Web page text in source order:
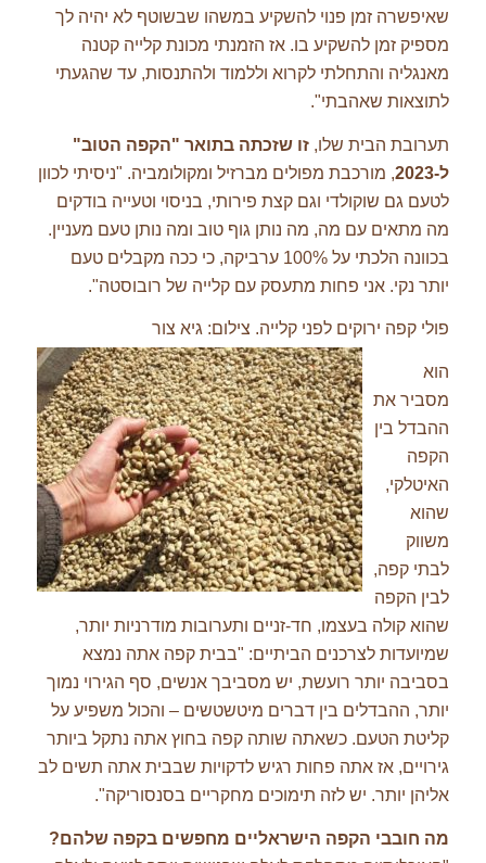
שאיפשרה זמן פנוי להשקיע במשהו שבשוטף לא יהיה לך
מספיק זמן להשקיע בו. אז הזמנתי מכונת קלייה קטנה
מאנגליה והתחלתי לקרוא וללמוד ולהתנסות, עד שהגעתי
לתוצאות שאהבתי".
תערובת הבית שלו, זו שזכתה בתואר "הקפה הטוב"
ל-2023
, מורכבת מפולים מברזיל ומקולומביה. "ניסיתי לכוון
לטעם גם שוקולדי וגם קצת פירותי, בניסוי וטעייה בודקים
מה מתאים עם מה, מה נותן גוף טוב ומה נותן טעם מעניין.
בכוונה הלכתי על 100% ערביקה, כי ככה מקבלים טעם
יותר נקי. אני פחות מתעסק עם קלייה של רובוסטה".
פולי קפה ירוקים לפני קלייה. צילום: גיא צור
הוא
מסביר את
ההבדל בין
הקפה
האיטלקי,
שהוא
משווק
לבתי קפה,
לבין הקפה
שהוא קולה בעצמו, חד-זניים ותערובות מודרניות יותר,
שמיועדות לצרכנים הביתיים: "בבית קפה אתה נמצא
בסביבה יותר רועשת, יש מסביבך אנשים, סף הגירוי נמוך
יותר, ההבדלים בין דברים מיטשטשים – והכול משפיע על
קליטת הטעם. כשאתה שותה קפה בחוץ אתה נתקל ביותר
גירויים, אז אתה פחות רגיש לדקויות שבבית אתה תשים לב
אליהן יותר. יש לזה תימוכים מחקריים בסנסוריקה".
מה חובבי הקפה הישראליים מחפשים בקפה שלהם?